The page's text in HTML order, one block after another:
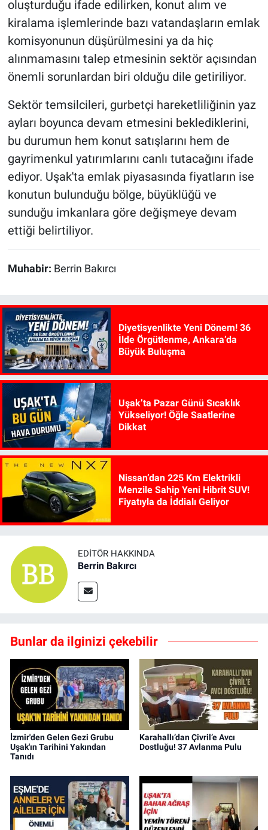
oluşturduğu ifade edilirken, konut alım ve
kiralama işlemlerinde bazı vatandaşların emlak
komisyonunun düşürülmesini ya da hiç
alınmamasını talep etmesinin sektör açısından
önemli sorunlardan biri olduğu dile getiriliyor.
Sektör temsilcileri, gurbetçi hareketliliğinin yaz
ayları boyunca devam etmesini beklediklerini,
bu durumun hem konut satışlarını hem de
gayrimenkul yatırımlarını canlı tutacağını ifade
ediyor. Uşak'ta emlak piyasasında fiyatların ise
konutun bulunduğu bölge, büyüklüğü ve
sunduğu imkanlara göre değişmeye devam
ettiği belirtiliyor.
Muhabir: Berrin Bakırcı
Diyetisyenlikte Yeni Dönem! 36
İlde Örgütlenme, Ankara’da
Büyük Buluşma
Uşak’ta Pazar Günü Sıcaklık
Yükseliyor! Öğle Saatlerine
Dikkat
Nissan’dan 225 Km Elektrikli
Menzile Sahip Yeni Hibrit SUV!
Fiyatıyla da İddialı Geliyor
EDITÖR HAKKINDA
Berrin Bakırcı
Bunlar da ilginizi çekebilir
İzmir'den Gelen Gezi Grubu
Uşak'ın Tarihini Yakından
Tanıdı
Karahallı’dan Çivril’e Avcı
Dostluğu! 37 Avlanma Pulu